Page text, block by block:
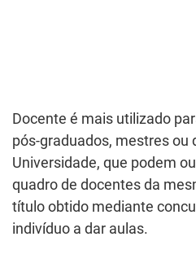
Docente é mais utilizado
pós-graduados, mestres ou
Universidade, que podem
quadro de docentes da
título obtido mediante
indivíduo a dar aulas.